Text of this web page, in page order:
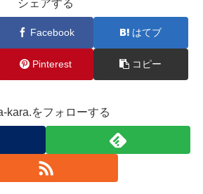
シェアする
Facebook はてブ
Pinterest コピー
kara.をフォローする